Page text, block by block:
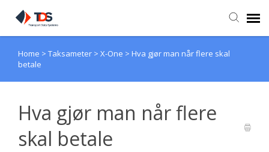
Agent Portal
Knowledge Base
Home > Taksameter > X-One > Hva gjør man når flere skal
betale
Hva gjør man når flere
skal betale